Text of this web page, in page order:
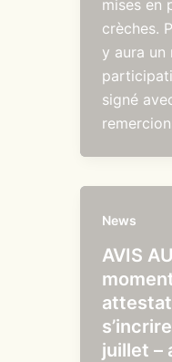
mises en
crèches.
y aura un
signé
News
AVIS
juillet –